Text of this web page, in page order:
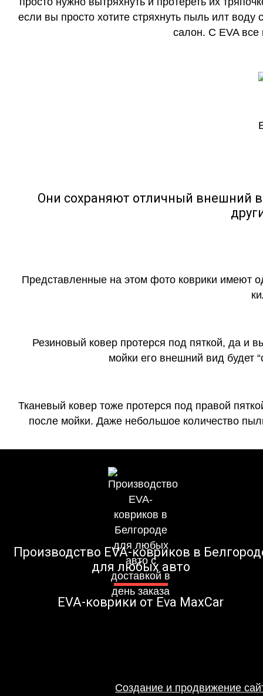
если вы просто хотите стряхнуть пыль илт воду
салон. С EVA все
Они сохраняют отличный внешний
Представленные на этом фото коврики имеют
Резиновый ковер протерся под пяткой, да и
мойки его внешний вид будет
Тканевый ковер тоже протерся под правой
после мойки. Даже небольшое количество
Производство EVA-ковриков в
для любых авто
EVA-коврики от Eva MaxCar
Создание и продвижение